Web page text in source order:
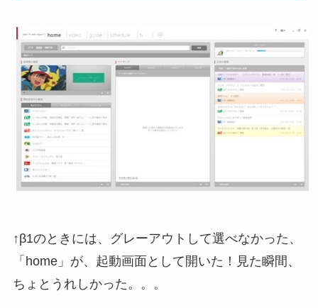
↑β1のときには、グレーアウトして選べなかった、
「home」が、起動画面として開いた！見た瞬間、
ちょとうれしかった。。。